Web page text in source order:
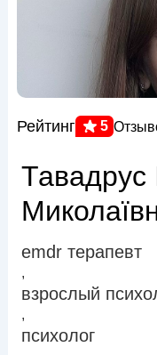
Рейтинг 5
Тавадрус
emdr терапевт
,
взрослый
,
психолог